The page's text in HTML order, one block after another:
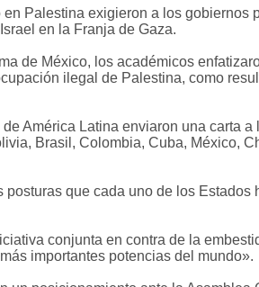
Palestina exigieron a los gobiernos
en la Franja de Gaza.
de México, los académicos
ilegal de Palestina, como
América Latina enviaron una carta a
Brasil, Colombia, Cuba, México,
que cada uno de los Estados
conjunta en contra de la
importantes potencias del mundo».